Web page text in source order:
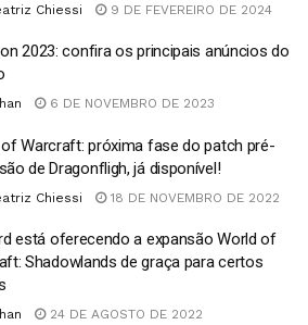
Chiessi 9 DE FEVEREIRO DE 2024
2023: confira os principais anúncios do
6 DE NOVEMBRO DE 2023
Warcraft: próxima fase do patch pré-
de Dragonfligh, já disponível!
Chiessi 18 DE NOVEMBRO DE 2022
está oferecendo a expansão World of
Shadowlands de graça para certos
24 DE AGOSTO DE 2022